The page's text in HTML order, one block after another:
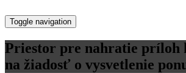
Toggle navigation
Priestor pre nahratie príloh
na žiadosť o vysvetlenie